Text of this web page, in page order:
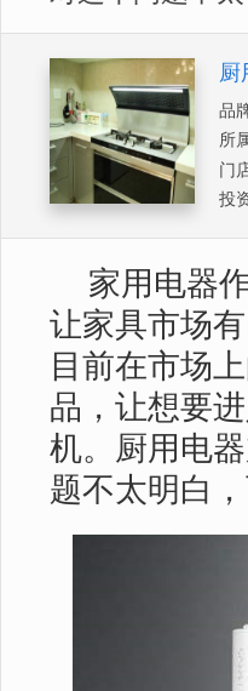
厨
品
所
门
投
家用电器
让家具市场
目前在市场
品，让想要
机。厨用电
题不太明白